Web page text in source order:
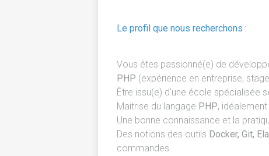
Le profil que nous recherchons :
Vous êtes passionné(e) de
PHP (expérience en entreprise,
Être issu(e) d'une école spécialisée
Maitrise du langage PHP,
Une bonne connaissance et la
Des notions des outils Docker, Git,
commandes.